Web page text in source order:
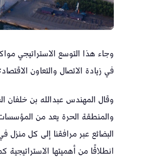
وجاء هذا التوسع الاستراتيجي
في زيادة الاتصال والتعاون
وقال المهندس عبدالله بن خلفان
والمنطقة الحرة يعد من
البضائع عبر مرافقنا إلى كل منزل
انطلاقًا من أهميتها